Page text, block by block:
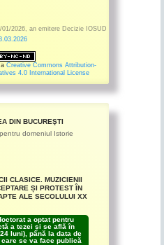
01/2026, an emitere Decizie IOSUD
Creative Commons Attribution-
4.0 International License
DIN BUCUREŞTI
domeniul Istorie
CLASICE. MUZICIENII
ȘI PROTEST ÎN
ALE SECOLULUI XX
a optat pentru
a tezei și se află în
luni), până la data de
se va face publică